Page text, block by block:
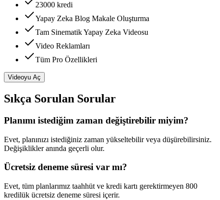
23000 kredi
Yapay Zeka Blog Makale Oluşturma
Tam Sinematik Yapay Zeka Videosu
Video Reklamları
Tüm Pro Özellikleri
Videoyu Aç
Sıkça Sorulan Sorular
Planımı istediğim zaman değiştirebilir miyim?
Evet, planınızı istediğiniz zaman yükseltebilir veya düşürebilirsiniz.
Değişiklikler anında geçerli olur.
Ücretsiz deneme süresi var mı?
Evet, tüm planlarımız taahhüt ve kredi kartı gerektirmeyen 800
kredilük ücretsiz deneme süresi içerir.